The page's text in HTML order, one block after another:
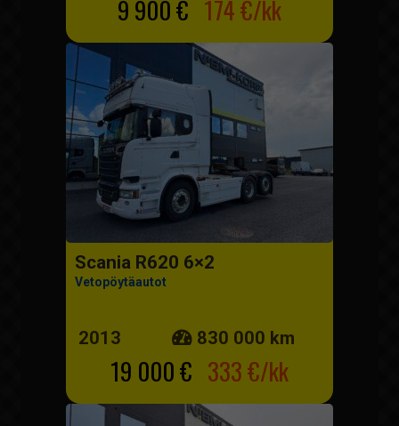
9 900 € 174 €/kk
Scania R620 6×2
Vetopöytäautot
2013 830 000 km
19 000 € 333 €/kk